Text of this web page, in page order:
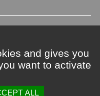
and gives you
want to activate
ALL